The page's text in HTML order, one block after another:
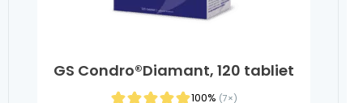
GS Condro®Diamant, 120 tabliet
100% (7×)